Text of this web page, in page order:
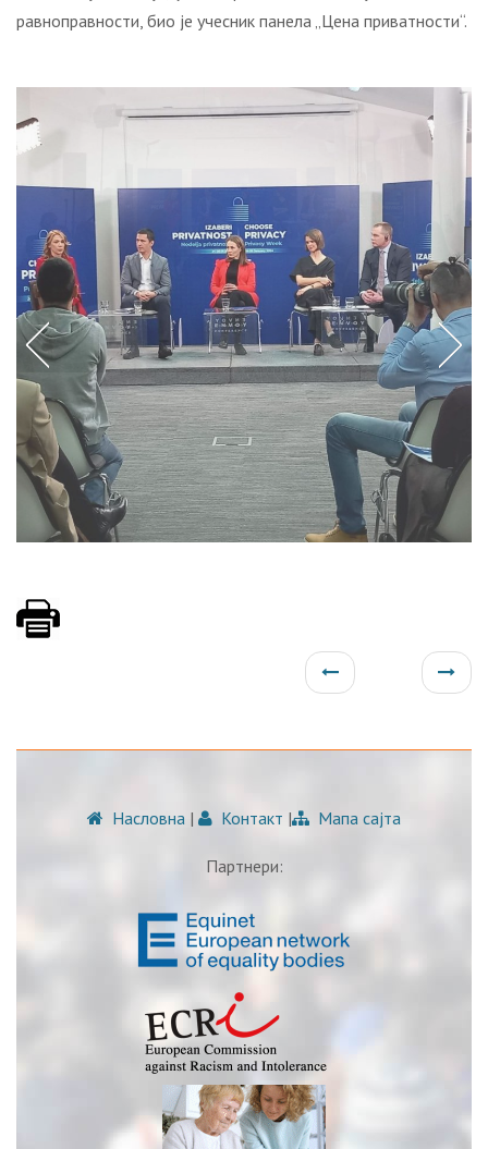
равноправности, био је учесник панела „Цена приватности“.
Насловна | Контакт | Мапа сајта
Партнери: